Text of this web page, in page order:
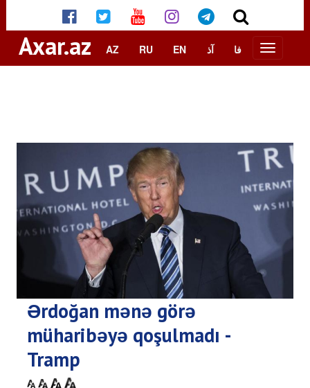
Axar.az AZ RU EN آذ فا
Ərdoğan mənə görə
müharibəyə qoşulmadı -
Tramp